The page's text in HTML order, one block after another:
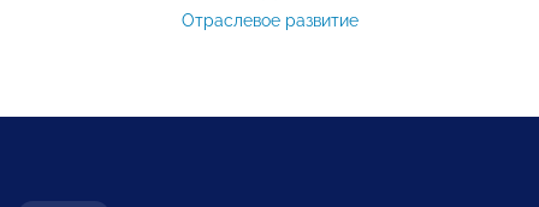
Отраслевое развитие